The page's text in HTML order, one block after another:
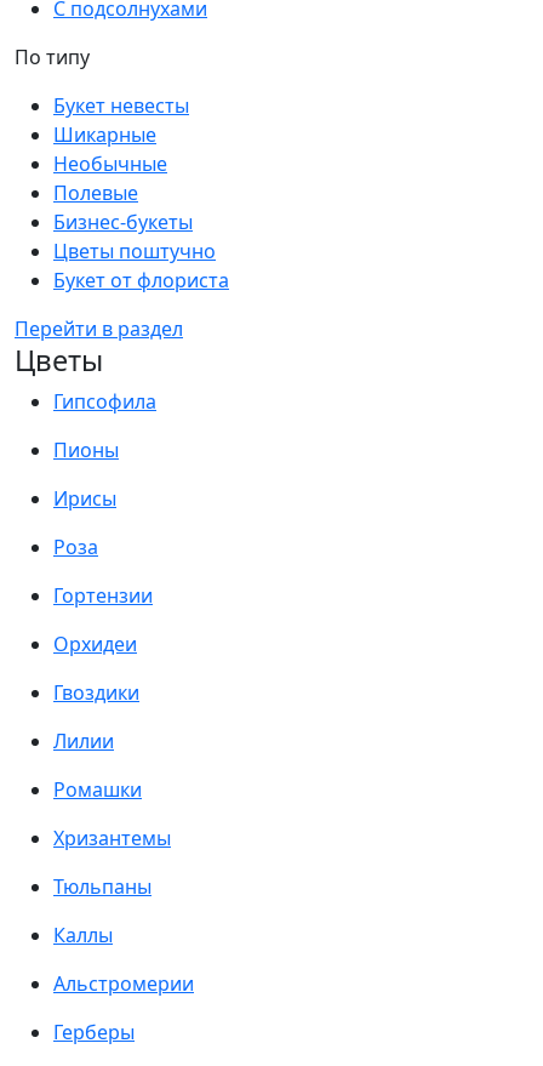
С подсолнухами
По типу
Букет невесты
Шикарные
Необычные
Полевые
Бизнес-букеты
Цветы поштучно
Букет от флориста
Перейти в раздел
Цветы
Гипсофила
Пионы
Ирисы
Роза
Гортензии
Орхидеи
Гвоздики
Лилии
Ромашки
Хризантемы
Тюльпаны
Каллы
Альстромерии
Герберы